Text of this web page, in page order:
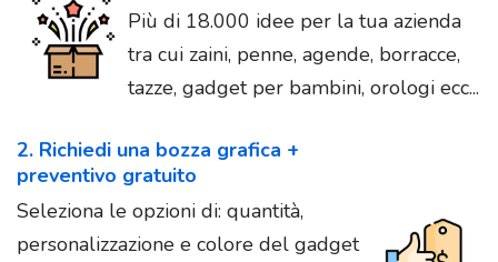
Più di 18.000 idee per la tua azienda
tra cui zaini, penne, agende, borracce,
tazze, gadget per bambini, orologi ecc...
2. Richiedi una bozza grafica +
preventivo gratuito
Seleziona le opzioni di: quantità,
personalizzazione e colore del gadget